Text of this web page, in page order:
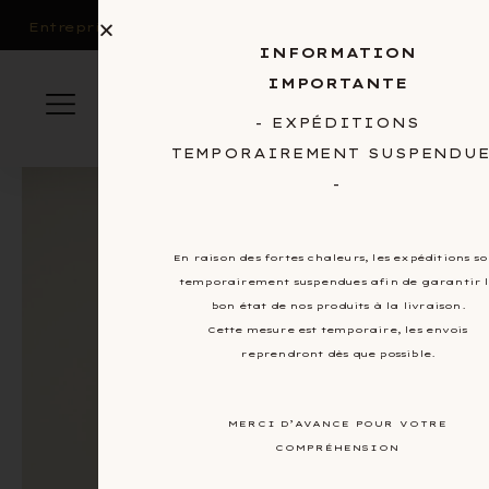
Entreprises et CSE
INFORMATION
IMPORTANTE
- EXPÉDITIONS
TEMPORAIREMENT
-
En raison des fortes chaleurs, les expéditions
temporairement suspendues afin de garantir
bon état de nos produits à la livraison.
Cette mesure est temporaire, les envois
reprendront dès que possible.
MERCI D’AVANCE POUR VOTRE
COMPRÉHENSION